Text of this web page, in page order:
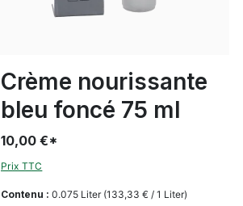
Crème nourissante
bleu foncé 75 ml
Contenu : 0.075 Liter (133,33 € / 1 Liter)
10,00 €*
Prix TTC